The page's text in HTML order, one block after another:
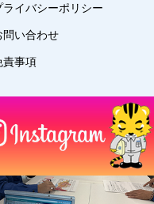
ライバシーポリシー
問い合わせ
責事項